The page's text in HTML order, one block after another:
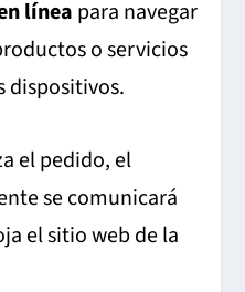
línea para navegar
o servicios
dispositivos.
el pedido, el
se comunicará
el sitio web de la